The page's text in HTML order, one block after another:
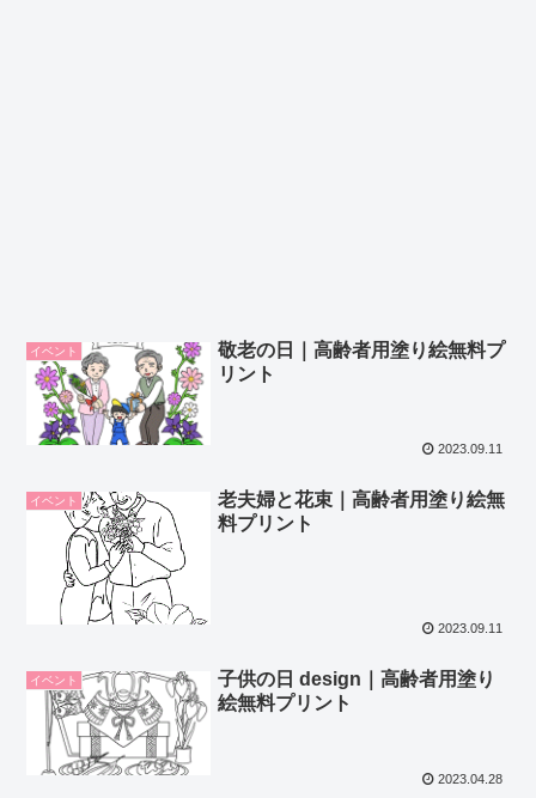
イベント
敬老の日｜高齢者用塗り絵無料プ
リント
2023.09.11
イベント
老夫婦と花束｜高齢者用塗り絵無
料プリント
2023.09.11
イベント
子供の日 design｜高齢者用塗り
絵無料プリント
2023.04.28